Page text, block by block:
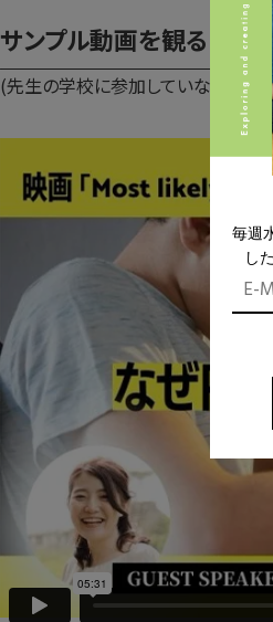
サンプル動画を観る
(先生の学校に参加していなくても
毎週
し